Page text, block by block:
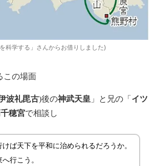
科学する」さんからお借りしました)
この場面
波礼毘古)後の神武天皇 」と兄の「 イツ
穂宮で相談し
けば天下を平和に治められるだろうか。
行こう。